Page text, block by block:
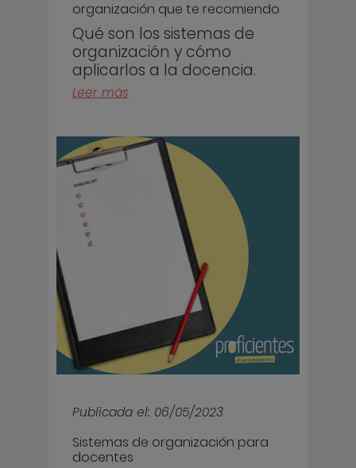
organización que te recomiendo
Qué son los sistemas de
organización y cómo
aplicarlos a la docencia.
Leer más
Publicada el: 06/05/2023
Sistemas de organización para
docentes